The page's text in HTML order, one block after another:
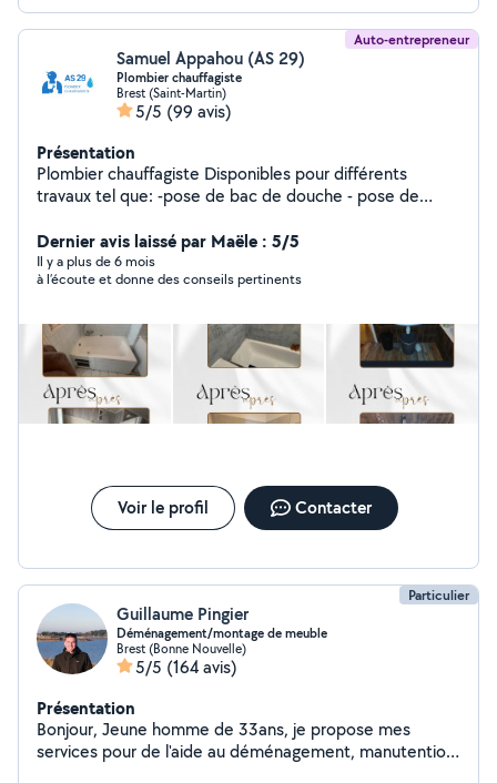
Auto-entrepreneur
Samuel Appahou (AS 29)
Plombier chauffagiste
Brest (Saint-Martin)
5/5 (99 avis)
Présentation
Plombier chauffagiste Disponibles pour différents
travaux tel que: -pose de bac de douche - pose de
bain -débouchage toilette, salle de bain, évier -
installation chaudière / ballon d'eau chaude -Pose WC -
Dernier avis laissé par Maële : 5/5
Il y a plus de 6 mois
à l’écoute et donne des conseils pertinents
Voir le profil Contacter
Particulier
Guillaume Pingier
Déménagement/montage de meuble
Brest (Bonne Nouvelle)
5/5 (164 avis)
Présentation
Bonjour, Jeune homme de 33ans, je propose mes
services pour de l'aide au déménagement, manutention,